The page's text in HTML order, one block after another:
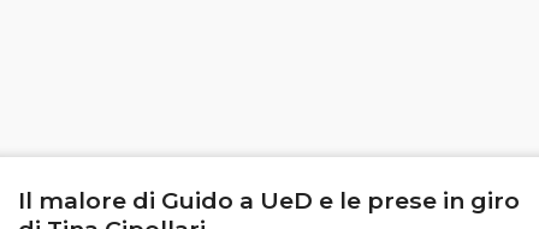
Il malore di Guido a UeD e le prese in giro